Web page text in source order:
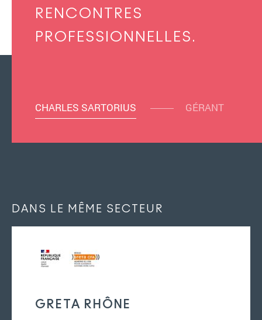
RENCONTRES
PROFESSIONNELLES.
CHARLES SARTORIUS GÉRANT
DANS LE MÊME SECTEUR
GRETA RHÔNE
L’association
Nos missions
Blog & Photos